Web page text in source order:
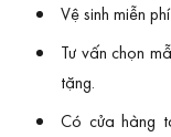
Vệ sinh miễn
Tư vấn chọn
tặng.
Có cửa hàng